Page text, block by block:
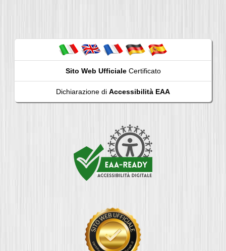
Sito Web UfficialeCertificato
Dichiarazione di Accessibilità EAA